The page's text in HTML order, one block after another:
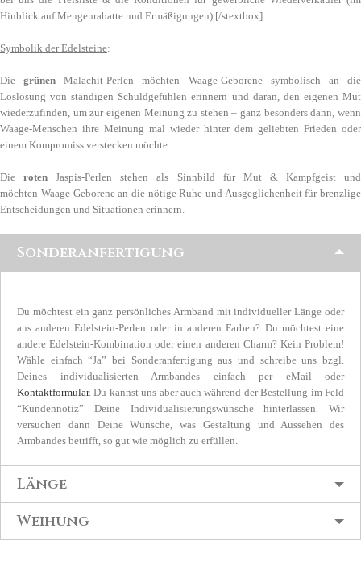
Hinblick auf Mengenrabatte und Ermäßigungen).[/stextbox]
Symbolik der Edelsteine:
DiegrünenMalachit-Perlen möchten Waage-Geborene symbolisch an die
Loslösung von ständigen Schuldgefühlen erinnern und daran, den eigenen Mut
wiederzufinden, um zur eigenen Meinung zu stehen – ganz besonders dann, wenn
Waage-Menschen ihre Meinung mal wieder hinter dem geliebten Frieden oder
einem Kompromiss verstecken möchte.
DierotenJaspis-Perlen stehen als Sinnbild für Mut & Kampfgeist und
möchten Waage-Geborene an die nötige Ruhe und Ausgeglichenheit für brenzlige
Entscheidungen und Situationen erinnern.
Sonderanfertigung
Du möchtest ein ganz persönliches Armband mit individueller Länge oder
aus anderen Edelstein-Perlen oder in anderen Farben? Du möchtest eine
andere Edelstein-Kombination oder einen anderen Charm? Kein Problem!
Wähle einfach “Ja” bei Sonderanfertigung aus und schreibe uns bzgl.
Deines individualisierten Armbandes einfach per eMail oder
Kontaktformular. Du kannst uns aber auch während der Bestellung im Feld
“Kundennotiz” Deine Individualisierungswünsche hinterlassen. Wir
versuchen dann Deine Wünsche, was Gestaltung und Aussehen des
Armbandes betrifft, so gut wie möglich zu erfüllen.
Länge
Weihung